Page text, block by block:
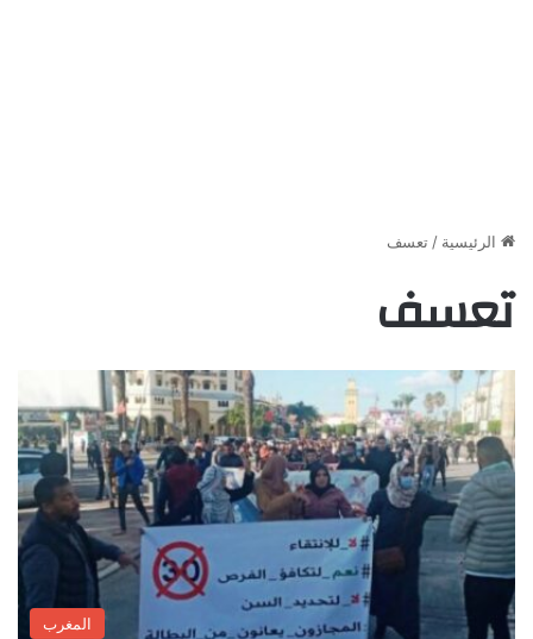
الرئيسية / تعسف
تعسف
المغرب